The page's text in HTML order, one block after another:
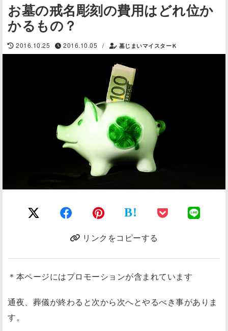
お墓の戒名彫刻の費用はどれ位か
かるもの？
2016.10.25 2016.10.05 / 墓じまいマイスターＫ
B!
リンクをコピーする
＊本ページにはプロモーションが含まれています
通夜、葬儀が終わると次から次へとやるべき事がありま
す。